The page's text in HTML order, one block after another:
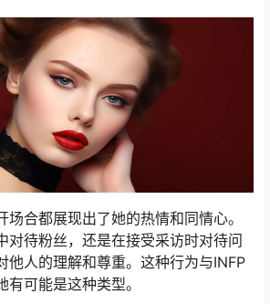
合都展现出了她的热情和同情心。
对待粉丝，还是在接受采访时对待问
他人的理解和尊重。这种行为与INFP
可能是这种类型。